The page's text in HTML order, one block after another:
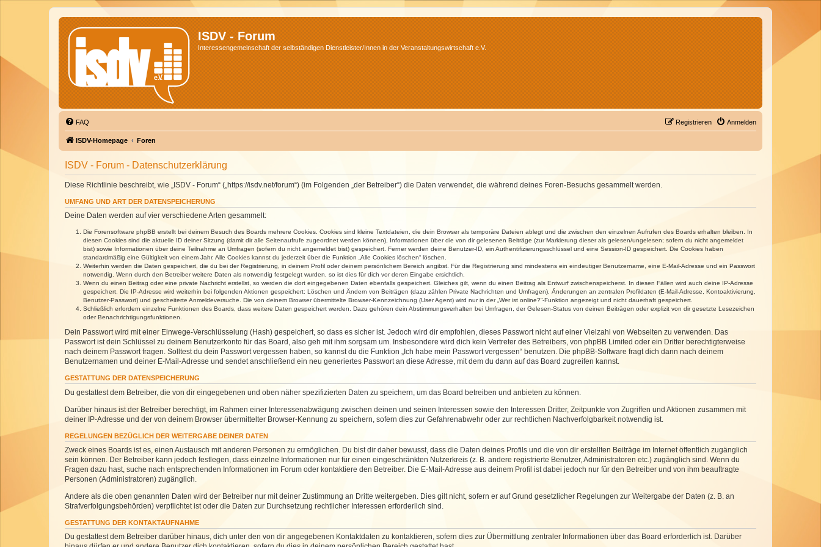
ISDV - Forum
Interessengemeinschaft der selbständigen Dienstleister/Innen in der Veranstaltungswirtschaft e.V.
FAQ Anmelden
Registrieren
ISDV-Homepage Foren
ISDV - Forum - Datenschutzerklärung
Diese Richtlinie beschreibt, wie „ISDV - Forum“ („https://isdv.net/forum“) (im Folgenden „der Betreiber“) die Daten verwendet, die während deines Foren-Besuchs gesammelt werden.
UMFANG UND ART DER DATENSPEICHERUNG
Deine Daten werden auf vier verschiedene Arten gesammelt:
Die Forensoftware phpBB erstellt bei deinem Besuch des Boards mehrere Cookies. Cookies sind kleine Textdateien, die dein Browser als temporäre Dateien ablegt und die zwischen den einzelnen Aufrufen des Boards erhalten bleiben. In
diesen Cookies sind die aktuelle ID deiner Sitzung (damit dir alle Seitenaufrufe zugeordnet werden können), Informationen über die von dir gelesenen Beiträge (zur Markierung dieser als gelesen/ungelesen; sofern du nicht angemeldet
bist) sowie Informationen über deine Teilnahme an Umfragen (sofern du nicht angemeldet bist) gespeichert. Ferner werden deine Benutzer-ID, ein Authentifizierungsschlüssel und eine Session-ID gespeichert. Die Cookies haben
standardmäßig eine Gültigkeit von einem Jahr. Alle Cookies kannst du jederzeit über die Funktion „Alle Cookies löschen“ löschen.
Weiterhin werden die Daten gespeichert, die du bei der Registrierung, in deinem Profil oder deinem persönlichem Bereich angibst. Für die Registrierung sind mindestens ein eindeutiger Benutzername, eine E-Mail-Adresse und ein Passwort
notwendig. Wenn durch den Betreiber weitere Daten als notwendig festgelegt wurden, so ist dies für dich vor deren Eingabe ersichtlich.
Wenn du einen Beitrag oder eine private Nachricht erstellst, so werden die dort eingegebenen Daten ebenfalls gespeichert. Gleiches gilt, wenn du einen Beitrag als Entwurf zwischenspeicherst. In diesen Fällen wird auch deine IP-Adresse
gespeichert. Die IP-Adresse wird weiterhin bei folgenden Aktionen gespeichert: Löschen und Ändern von Beiträgen (dazu zählen Private Nachrichten und Umfragen), Änderungen an zentralen Profildaten (E-Mail-Adresse, Kontoaktivierung,
Benutzer-Passwort) und gescheiterte Anmeldeversuche. Die von deinem Browser übermittelte Browser-Kennzeichnung (User Agent) wird nur in der „Wer ist online?“-Funktion angezeigt und nicht dauerhaft gespeichert.
Schließlich erfordern einzelne Funktionen des Boards, dass weitere Daten gespeichert werden. Dazu gehören dein Abstimmungsverhalten bei Umfragen, der Gelesen-Status von deinen Beiträgen oder explizit von dir gesetzte Lesezeichen
oder Benachrichtigungsfunktionen.
Dein Passwort wird mit einer Einwege-Verschlüsselung (Hash) gespeichert, so dass es sicher ist. Jedoch wird dir empfohlen, dieses Passwort nicht auf einer Vielzahl von Webseiten zu verwenden. Das
Passwort ist dein Schlüssel zu deinem Benutzerkonto für das Board, also geh mit ihm sorgsam um. Insbesondere wird dich kein Vertreter des Betreibers, von phpBB Limited oder ein Dritter berechtigterweise
nach deinem Passwort fragen. Solltest du dein Passwort vergessen haben, so kannst du die Funktion „Ich habe mein Passwort vergessen“ benutzen. Die phpBB-Software fragt dich dann nach deinem
Benutzernamen und deiner E-Mail-Adresse und sendet anschließend ein neu generiertes Passwort an diese Adresse, mit dem du dann auf das Board zugreifen kannst.
GESTATTUNG DER DATENSPEICHERUNG
Du gestattest dem Betreiber, die von dir eingegebenen und oben näher spezifizierten Daten zu speichern, um das Board betreiben und anbieten zu können.
Darüber hinaus ist der Betreiber berechtigt, im Rahmen einer Interessenabwägung zwischen deinen und seinen Interessen sowie den Interessen Dritter, Zeitpunkte von Zugriffen und Aktionen zusammen mit
deiner IP-Adresse und der von deinem Browser übermittelter Browser-Kennung zu speichern, sofern dies zur Gefahrenabwehr oder zur rechtlichen Nachverfolgbarkeit notwendig ist.
REGELUNGEN BEZÜGLICH DER WEITERGABE DEINER DATEN
Zweck eines Boards ist es, einen Austausch mit anderen Personen zu ermöglichen. Du bist dir daher bewusst, dass die Daten deines Profils und die von dir erstellten Beiträge im Internet öffentlich zugänglich
sein können. Der Betreiber kann jedoch festlegen, dass einzelne Informationen nur für einen eingeschränkten Nutzerkreis (z. B. andere registrierte Benutzer, Administratoren etc.) zugänglich sind. Wenn du
Fragen dazu hast, suche nach entsprechenden Informationen im Forum oder kontaktiere den Betreiber. Die E-Mail-Adresse aus deinem Profil ist dabei jedoch nur für den Betreiber und von ihm beauftragte
Personen (Administratoren) zugänglich.
Andere als die oben genannten Daten wird der Betreiber nur mit deiner Zustimmung an Dritte weitergeben. Dies gilt nicht, sofern er auf Grund gesetzlicher Regelungen zur Weitergabe der Daten (z. B. an
Strafverfolgungsbehörden) verpflichtet ist oder die Daten zur Durchsetzung rechtlicher Interessen erforderlich sind.
GESTATTUNG DER KONTAKTAUFNAHME
Du gestattest dem Betreiber darüber hinaus, dich unter den von dir angegebenen Kontaktdaten zu kontaktieren, sofern dies zur Übermittlung zentraler Informationen über das Board erforderlich ist. Darüber